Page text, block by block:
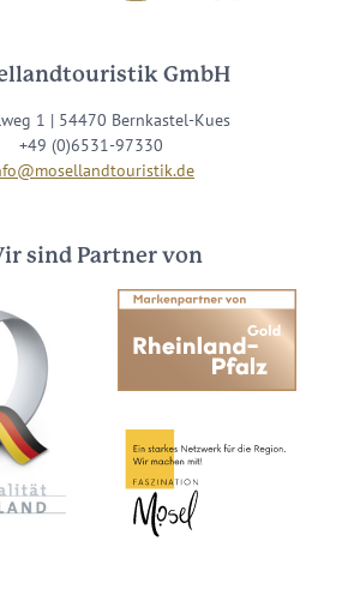
GmbH
1 | 54470 Bernkastel-Kues
+49 (0)6531-97330
sind Partner von